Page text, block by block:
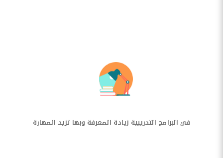
في البرامج التدريبية زيادة المعرفة وبها تزيد المهارة